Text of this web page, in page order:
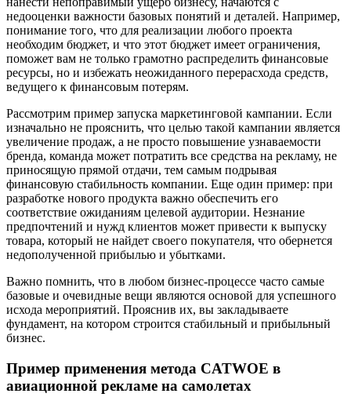
недооценки важности базовых понятий и деталей. Например,
понимание того, что для реализации любого проекта
необходим бюджет, и что этот бюджет имеет ограничения,
поможет вам не только грамотно распределить финансовые
ресурсы, но и избежать неожиданного перерасхода средств,
ведущего к финансовым потерям.
Рассмотрим пример запуска маркетинговой кампании. Если
изначально не прояснить, что целью такой кампании является
увеличение продаж, а не просто повышение узнаваемости
бренда, команда может потратить все средства на рекламу, не
приносящую прямой отдачи, тем самым подрывая
финансовую стабильность компании. Еще один пример: при
разработке нового продукта важно обеспечить его
соответствие ожиданиям целевой аудитории. Незнание
предпочтений и нужд клиентов может привести к выпуску
товара, который не найдет своего покупателя, что обернется
недополученной прибылью и убытками.
Важно помнить, что в любом бизнес-процессе часто самые
базовые и очевидные вещи являются основой для успешного
исхода мероприятий. Прояснив их, вы закладываете
фундамент, на котором строится стабильный и прибыльный
бизнес.
Пример применения метода CATWOE в
авиационной рекламе на самолетах